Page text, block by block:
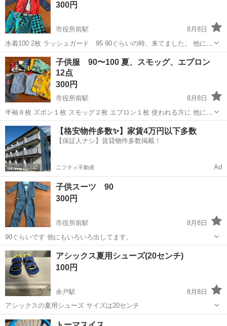
300円
市役所前駅
8月8日
水着100 2枚 ラッシュガード 95 90ぐらいの時、来てました。 他にも
いろいろ出してます。
愛媛 松山市 市役所前駅 キッズ用品
子供服 90〜100 夏、スモッグ、エプロン
12点
300円
市役所前駅
8月8日
半袖８枚 ズボン１枚 スモッグ２枚 エプロン１枚 使われる方に 他にい
ろいろ出してます。
愛媛 松山市 市役所前駅 キッズ用品
【格安物件多数✨】家賃4万円以下多数
【保証人ナシ】賃貸物件多数掲載！
ニフティ不動産 Ad
子供スーツ 90
300円
市役所前駅
8月8日
90ぐらいです 他にもいろいろ出してます。
愛媛 松山市 市役所前駅 キッズ用品
アシックス夏用シューズ(20センチ)
100円
余戸駅
8月8日
アシックスの夏用シューズ サイズは20センチ
愛媛 松山市